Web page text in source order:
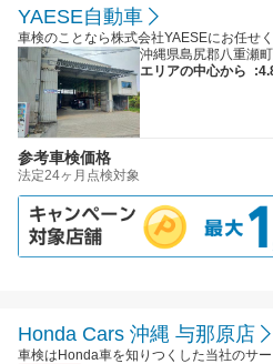
YAESE自動車
車検のことなら株式会社YAESEにお任せ
沖縄県島尻郡八重瀬
エリアの中心から
参考車検価格
法定24ヶ月点検対象
Honda Cars 沖縄 与那原店
車検はHonda車を知りつくした当社のサ